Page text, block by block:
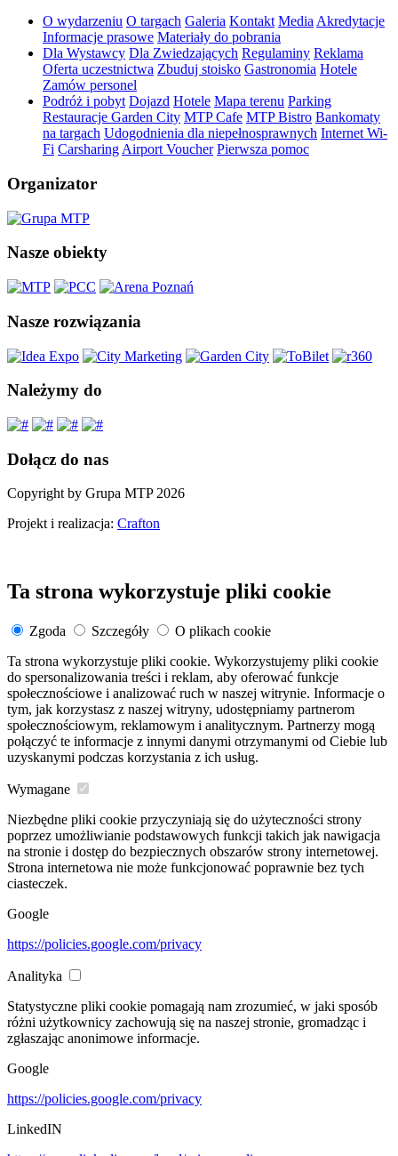
O wydarzeniu O targach Galeria Kontakt Media Akredytacje
Informacje prasowe Materiały do pobrania
Dla Wystawcy Dla Zwiedzających Regulaminy Reklama
Oferta uczestnictwa Zbuduj stoisko Gastronomia Hotele
Zamów personel
Podróż i pobyt Dojazd Hotele Mapa terenu Parking
Restauracje Garden City MTP Cafe MTP Bistro Bankomaty
na targach Udogodnienia dla niepełnosprawnych Internet Wi-
Fi Carsharing Airport Voucher Pierwsza pomoc
Organizator
Nasze obiekty
Nasze rozwiązania
Należymy do
Dołącz do nas
Copyright by Grupa MTP 2026
Projekt i realizacja: Crafton
Ta strona wykorzystuje pliki cookie
Zgoda Szczegóły
O plikach cookie
Ta strona wykorzystuje pliki cookie. Wykorzystujemy pliki cookie
do spersonalizowania treści i reklam, aby oferować funkcje
społecznościowe i analizować ruch w naszej witrynie. Informacje o
tym, jak korzystasz z naszej witryny, udostępniamy partnerom
społecznościowym, reklamowym i analitycznym. Partnerzy mogą
połączyć te informacje z innymi danymi otrzymanymi od Ciebie lub
uzyskanymi podczas korzystania z ich usług.
Wymagane
Niezbędne pliki cookie przyczyniają się do użyteczności strony
poprzez umożliwianie podstawowych funkcji takich jak nawigacja
na stronie i dostęp do bezpiecznych obszarów strony internetowej.
Strona internetowa nie może funkcjonować poprawnie bez tych
ciasteczek.
Google
https://policies.google.com/privacy
Analityka
Statystyczne pliki cookie pomagają nam zrozumieć, w jaki sposób
różni użytkownicy zachowują się na naszej stronie, gromadząc i
zgłaszając anonimowe informacje.
Google
https://policies.google.com/privacy
LinkedIN